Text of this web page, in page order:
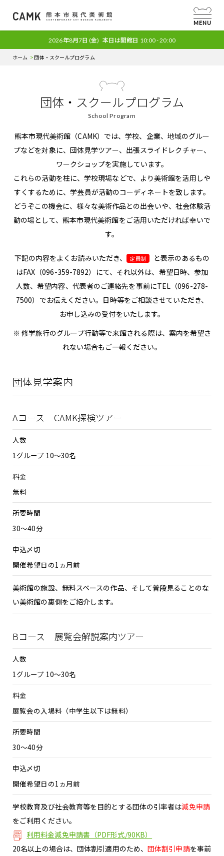
MENU
2026年8月7日 (金) 本日は開館日 10:00 - 20:00
ホーム 団体・スクールプログラム
団体・スクールプログラム
School Program
熊本市現代美術館（CAMK）では、学校、企業、地域のグルー
プなどを対象に、 団体見学ツアー、出張スライドレクチャー、
ワークショップを実施しています。
これらの活動を柱に、学校現場などで、より美術館を活用しや
すくするために、学芸員が活動のコーディネートを致します。
どうぞこの機会に、様々な美術作品との出会いや、社会体験活
動の場として、 熊本市現代美術館をご活用いただければ幸いで
す。
下記の内容をよくお読みいただき、 定員制
と表示のあるもの
はFAX（096-359-7892） にて、それ以外は、 希望日時、参加
人数、希望内容、代表者のご連絡先を事前にTEL（096-278-
7500） でお伝えください。 日時等をご相談させていただき、
お申し込みの受付をいたします。
※ 修学旅行のグループ行動等で来館される際は、案内を希望さ
れない場合もご一報ください。
団体見学案内
Aコース CAMK探検ツアー
人数
1グループ 10～30名
料金
無料
所要時間
30～40分
申込〆切
開催希望日の1ヵ月前
美術館の施設、無料スペースの作品、そして普段見ることのな
い美術館の裏側をご紹介します。
Bコース 展覧会解説案内ツアー
人数
1グループ 10～30名
料金
展覧会の入場料（中学生以下は無料）
所要時間
30～40分
申込〆切
開催希望日の1ヵ月前
学校教育及び社会教育等を目的とする団体の引率者は減免申請
をご利用ください。
利用料金減免申請書（PDF形式/90KB）
20名以上の場合は、団体割引適用のため、団体割引申請を事前